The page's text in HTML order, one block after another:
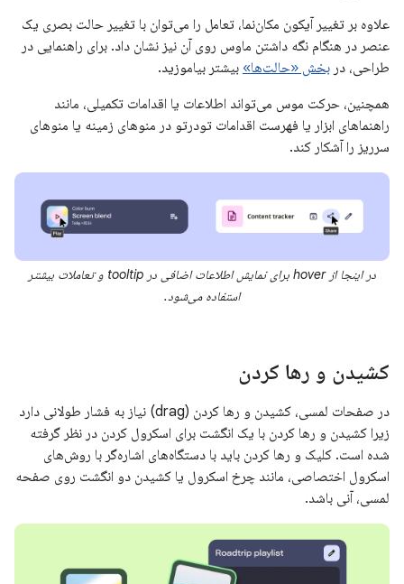
علاوه بر تغییر آیکون مکان‌نما، تعامل را می‌توان با تغییر حالت بصری یک
عنصر در هنگام نگه داشتن ماوس روی آن نیز نشان داد. برای راهنمایی در
طراحی، در بخش «حالت‌ها» بیشتر بیاموزید.
همچنین، حرکت موس می‌تواند اطلاعات یا اقدامات تکمیلی، مانند
راهنماهای ابزار یا فهرست اقدامات تودرتو در منوهای زمینه یا منوهای
سرریز را آشکار کند.
در اینجا از hover برای نمایش اطلاعات اضافی در tooltip و تعاملات بیشتر
استفاده می‌شود.
کشیدن و رها کردن
در صفحات لمسی، کشیدن و رها کردن (drag) نیاز به فشار طولانی دارد
زیرا کشیدن و رها کردن با یک انگشت برای اسکرول کردن در نظر گرفته
شده است. کلیک و رها کردن باید با دستگاه‌های اشاره‌گر با روش‌های
اسکرول اختصاصی، مانند چرخ اسکرول یا کشیدن دو انگشت روی صفحه
لمسی، آنی باشد.